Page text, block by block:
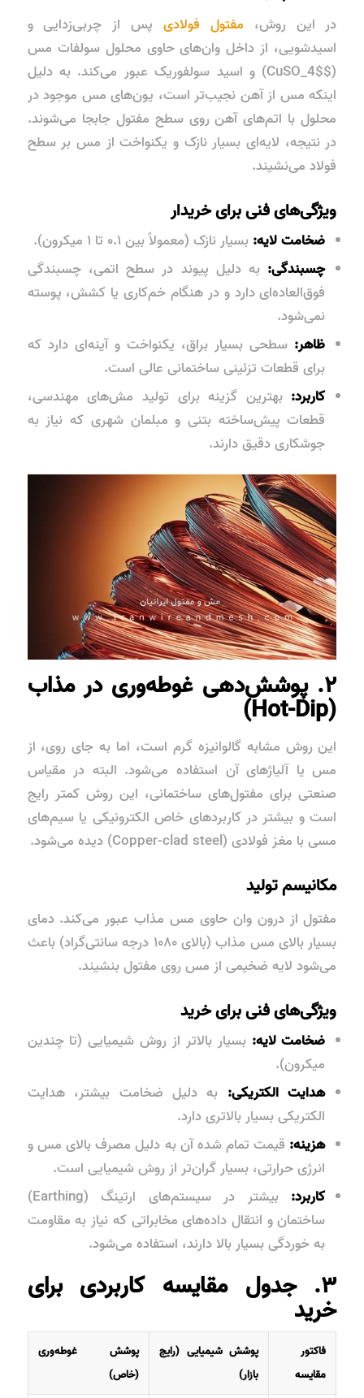
در این روش، مفتول فولادیپس از چربی‌زدایی و
اسیدشویی، از داخل وان‌های حاوی محلول سولفات مس
($CuSO_4$) و اسید سولفوریک عبور می‌کند. به دلیل
اینکه مس از آهن نجیب‌تر است، یون‌های مس موجود در
محلول با اتم‌های آهن روی سطح مفتول جابجا می‌شوند.
در نتیجه، لایه‌ای بسیار نازک و یکنواخت از مس بر سطح
فولاد می‌نشیند.
ویژگی‌های فنی برای خریدار
ضخامت لایه: بسیار نازک (معمولاً بین ۰.۱ تا ۱ میکرون).
چسبندگی: به دلیل پیوند در سطح اتمی، چسبندگی
فوق‌العاده‌ای دارد و در هنگام خم‌کاری یا کشش، پوسته
نمی‌شود.
ظاهر: سطحی بسیار براق، یکنواخت و آینه‌ای دارد که
برای قطعات تزئینی ساختمانی عالی است.
کاربرد: بهترین گزینه برای تولید مش‌های مهندسی،
قطعات پیش‌ساخته بتنی و مبلمان شهری که نیاز به
جوشکاری دقیق دارند.
۲. پوشش‌دهی غوطه‌وری در مذاب
(Hot-Dip)
این روش مشابه گالوانیزه گرم است، اما به جای روی، از
مس یا آلیاژهای آن استفاده می‌شود. البته در مقیاس
صنعتی برای مفتول‌های ساختمانی، این روش کمتر رایج
است و بیشتر در کاربردهای خاص الکترونیکی یا سیم‌های
مسی با مغز فولادی (Copper-clad steel) دیده می‌شود.
مکانیسم تولید
مفتول از درون وان حاوی مس مذاب عبور می‌کند. دمای
بسیار بالای مس مذاب (بالای ۱۰۸۰ درجه سانتی‌گراد) باعث
می‌شود لایه ضخیمی از مس روی مفتول بنشیند.
ویژگی‌های فنی برای خرید
ضخامت لایه: بسیار بالاتر از روش شیمیایی (تا چندین
میکرون).
هدایت الکتریکی: به دلیل ضخامت بیشتر، هدایت
الکتریکی بسیار بالاتری دارد.
هزینه: قیمت تمام شده آن به دلیل مصرف بالای مس و
انرژی حرارتی، بسیار گران‌تر از روش شیمیایی است.
کاربرد:
بیشتر در سیستم‌های ارتینگ (Earthing)
ساختمان و انتقال داده‌های مخابراتی که نیاز به مقاومت
به خوردگی بسیار بالا دارند، استفاده می‌شود.
۳. جدول مقایسه کاربردی برای
خرید
فاکتور
مقایسه
پوشش شیمیایی (رایج
بازار)
پوشش غوطه‌وری
(خاص)